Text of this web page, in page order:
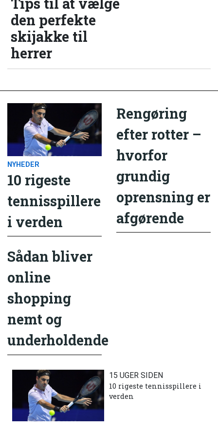
den perfekte
skijakke til
herrer
NYHEDER
10 rigeste
tennisspillere
i verden
Rengøring
efter rotter –
hvorfor
grundig
oprensning er
afgørende
Sådan bliver
online
shopping
nemt og
underholdende
15 UGER SIDEN
10 rigeste tennisspillere i
verden